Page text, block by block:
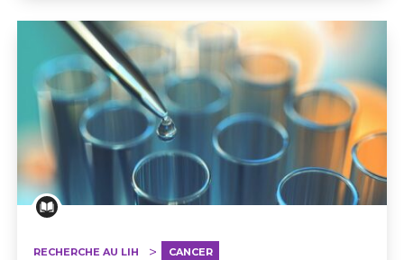
RECHERCHE AU LIH CANCER